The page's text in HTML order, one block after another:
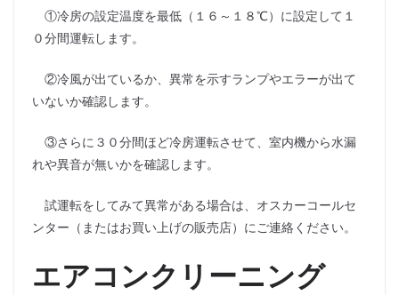
①冷房の設定温度を最低（１６～１８℃）に設定して１
０分間運転します。
②冷風が出ているか、異常を示すランプやエラーが出て
いないか確認します。
③さらに３０分間ほど冷房運転させて、室内機から水漏
れや異音が無いかを確認します。
試運転をしてみて異常がある場合は、オスカーコールセ
ンター（またはお買い上げの販売店）にご連絡ください。
エアコンクリーニング